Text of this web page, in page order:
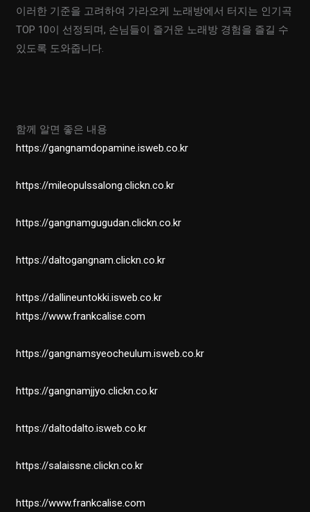
이러한 기준을 고려하여 가라오케 노래방에서 터지는 인기곡
TOP 10이 선정되며, 손님들이 즐거운 노래방 경험을 즐길 수
있도록 도와줍니다.
함께 알면 좋은 내용
https://gangnamdopamine.isweb.co.kr
https://mileopulssalong.clickn.co.kr
https://gangnamgugudan.clickn.co.kr
https://daltogangnam.clickn.co.kr
https://dallineuntokki.isweb.co.kr
https://www.frankcalise.com
https://gangnamsyeocheulum.isweb.co.kr
https://gangnamjjyo.clickn.co.kr
https://daltodalto.isweb.co.kr
https://salaissne.clickn.co.kr
https://www.frankcalise.com